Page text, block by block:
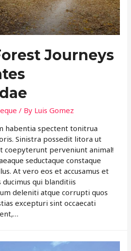
Journeys
/ By Luis Gomez
habentia spectent tonitrua
Sinistra possedit litora ut
coepyterunt perveniunt animal!
seductaque constaque
At vero eos et accusamus et
qui blanditiis
deleniti atque corrupti quos
excepturi sint occaecati